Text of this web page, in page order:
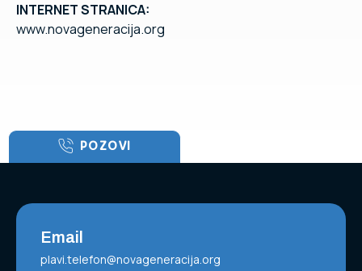
INTERNET STRANICA:
www.novageneracija.org
POZOVI
Email
plavi.telefon@novageneracija.org